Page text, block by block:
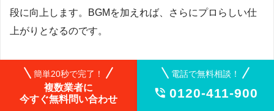
段に向上します。BGMを加えれば、さらにプロらしい仕
上がりとなるのです。
上級者向けの深掘り動画
簡単20秒で完了！
複数業者に
今すぐ無料問い合わせ
電話で無料相談！
 0120-411-900